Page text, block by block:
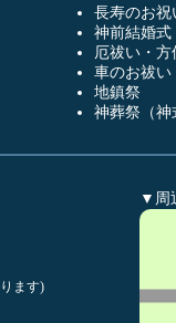
長寿のお祝
神前結婚式
厄祓い・方
車のお祓い
地鎮祭
神葬祭（神
ます)
▼周